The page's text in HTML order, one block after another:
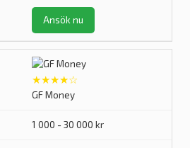
Ansök nu
★★★★☆
GF Money
1 000 - 30 000 kr